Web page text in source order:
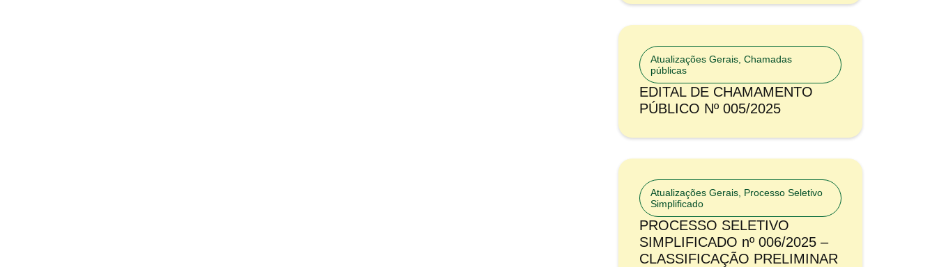
Atualizações Gerais Chamadas
públicas
EDITAL DE CHAMAMENTO
PÚBLICO Nº 005/2025
Atualizações Gerais Processo Seletivo
Simplificado
PROCESSO SELETIVO
SIMPLIFICADO nº 006/2025 –
CLASSIFICAÇÃO PRELIMINAR